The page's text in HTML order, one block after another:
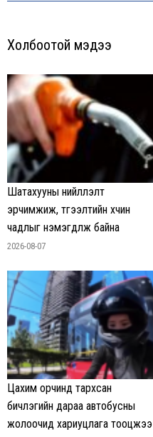
Холбоотой мэдээ
Шатахууны нийлүүлэлт
эрчимжиж, түгээлтийн хүчин
чадлыг нэмэгдүүлж байна
2026-08-07
Цахим орчинд тархсан
бичлэгийн дараа автобусны
жолоочид хариуцлага тооцжээ